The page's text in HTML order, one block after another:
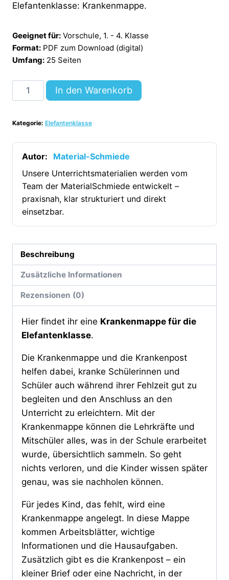
Elefantenklasse: Krankenmappe.
Geeignet für: Vorschule, 1. - 4. Klasse
Format: PDF zum Download (digital)
Umfang: 25 Seiten
Krankenmappe
für
Elefantenklasse
[Digital]
Menge
In den Warenkorb
Kategorie: Elefantenklasse
Autor:
Material-Schmiede
Unsere Unterrichtsmaterialien werden vom
Team der MaterialSchmiede entwickelt –
praxisnah, klar strukturiert und direkt
einsetzbar.
Beschreibung
Zusätzliche Informationen
Rezensionen (0)
Hier findet ihr eine Krankenmappe für die
Elefantenklasse.
Die Krankenmappe und die Krankenpost
helfen dabei, kranke Schülerinnen und
Schüler auch während ihrer Fehlzeit gut zu
begleiten und den Anschluss an den
Unterricht zu erleichtern. Mit der
Krankenmappe können die Lehrkräfte und
Mitschüler alles, was in der Schule erarbeitet
wurde, übersichtlich sammeln. So geht
nichts verloren, und die Kinder wissen später
genau, was sie nachholen können.
Für jedes Kind, das fehlt, wird eine
Krankenmappe angelegt. In diese Mappe
kommen Arbeitsblätter, wichtige
Informationen und die Hausaufgaben.
Zusätzlich gibt es die Krankenpost – ein
kleiner Brief oder eine Nachricht, in der